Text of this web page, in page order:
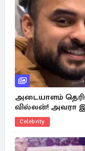
அடையாளம்
வில்லன்! அவரா
Celebrity